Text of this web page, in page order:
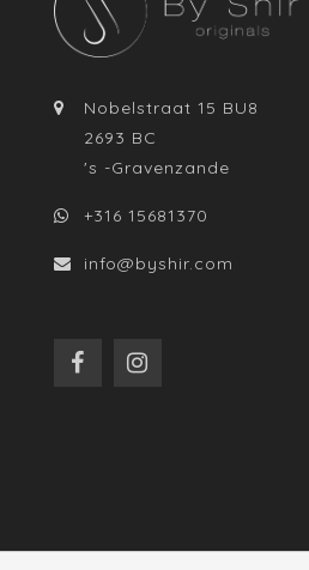
Nobelstraat 15 BU8
2693 BC
's -Gravenzande
+316 15681370
info@byshir.com